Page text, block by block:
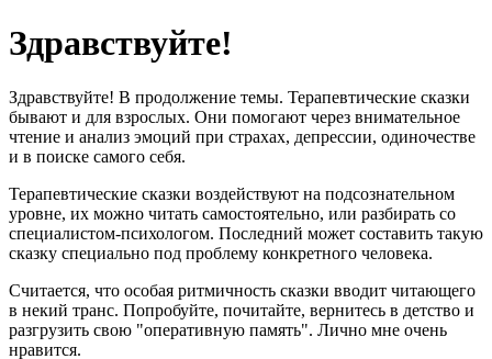
Здравствуйте!
Здравствуйте! В продолжение темы. Терапевтические сказки
бывают и для взрослых. Они помогают через внимательное
чтение и анализ эмоций при страхах, депрессии, одиночестве
и в поиске самого себя.
Терапевтические сказки воздействуют на подсознательном
уровне, их можно читать самостоятельно, или разбирать со
специалистом-психологом. Последний может составить такую
сказку специально под проблему конкретного человека.
Считается, что особая ритмичность сказки вводит читающего
в некий транс. Попробуйте, почитайте, вернитесь в детство и
разгрузить свою "оперативную память". Лично мне очень
нравится.